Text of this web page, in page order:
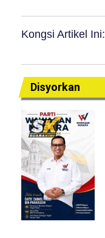
Kongsi Artikel Ini:
Disyorkan